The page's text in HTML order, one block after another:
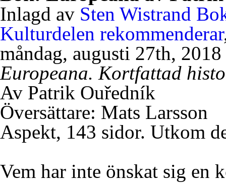
Inlagd av Sten Wistrand
Kulturdelen rekommenderar
måndag, augusti 27th, 2018
Europeana. Kortfattad
Av Patrik Ouředník
Översättare: Mats Larsson
Aspekt, 143 sidor. Utkom
Vem har inte önskat sig en